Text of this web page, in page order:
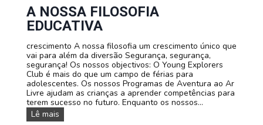
i
a
g
n
s
a
m
e
t
o
d
e
v
e
r
o
A NOSSA FILOSOFIA
EDUCATIVA
crescimento A nossa filosofia um crescimento único que
vai para além da diversão Segurança, segurança,
segurança! Os nossos objectivos: O Young Explorers
Club é mais do que um campo de férias para
adolescentes. Os nossos Programas de Aventura ao Ar
Livre ajudam as crianças a aprender competências para
terem sucesso no futuro. Enquanto os nossos...
Lê mais